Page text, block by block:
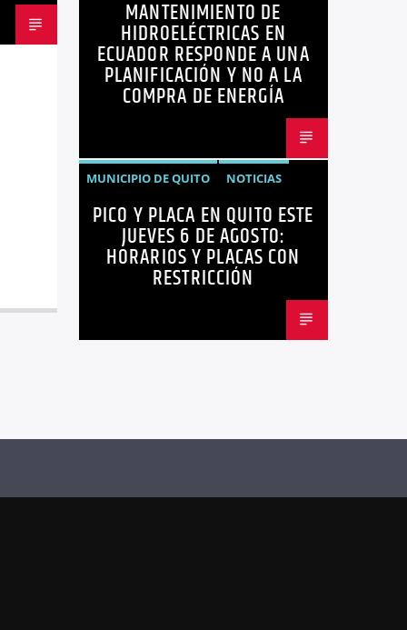
ENERGÍA
HIDROELÉCTRICAS
NOTICIAS
MANTENIMIENTO DE
HIDROELÉCTRICAS EN
ECUADOR RESPONDE A UNA
PLANIFICACIÓN Y NO A LA
COMPRA DE ENERGÍA
MUNICIPIO DE QUITO
NOTICIAS
PICO Y PLACA
QUITO
PICO Y PLACA EN QUITO ESTE
JUEVES 6 DE AGOSTO:
HORARIOS Y PLACAS CON
RESTRICCIÓN